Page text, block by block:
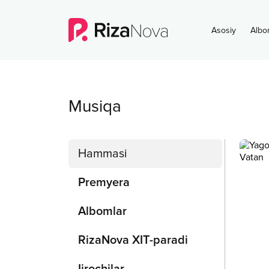
Asosiy
Musiqa
Hammasi
Premyera
Albomlar
RizaNova XIT-paradi